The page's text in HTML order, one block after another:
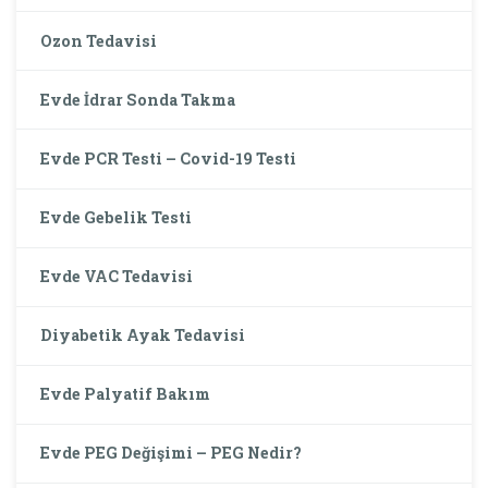
Ozon Tedavisi
Evde İdrar Sonda Takma
Evde PCR Testi – Covid-19 Testi
Evde Gebelik Testi
Evde VAC Tedavisi
Diyabetik Ayak Tedavisi
Evde Palyatif Bakım
Evde PEG Değişimi – PEG Nedir?